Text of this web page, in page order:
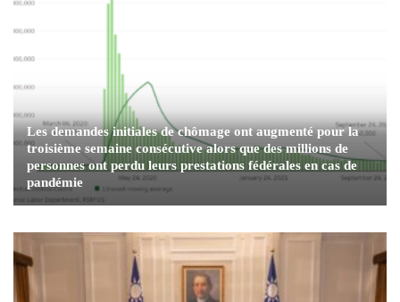
Les demandes initiales de chômage ont augmenté pour la
troisième semaine consécutive alors que des millions de
personnes ont perdu leurs prestations fédérales en cas de
pandémie